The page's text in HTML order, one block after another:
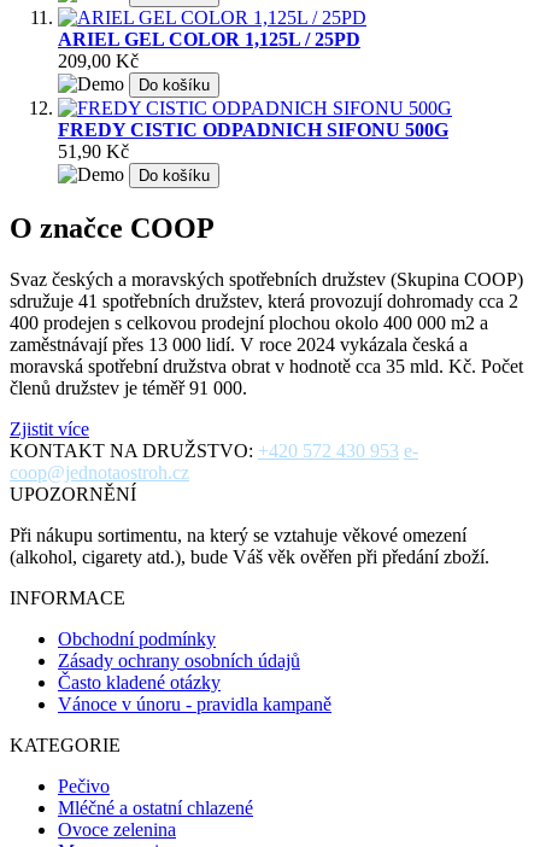
ARIEL GEL COLOR 1,125L / 25PD
209,00 Kč
Do košíku
FREDY CISTIC ODPADNICH SIFONU 500G
51,90 Kč
Do košíku
O značce COOP
Svaz českých a moravských spotřebních družstev (Skupina COOP)
sdružuje 41 spotřebních družstev, která provozují dohromady cca 2
400 prodejen s celkovou prodejní plochou okolo 400 000 m2 a
zaměstnávají přes 13 000 lidí. V roce 2024 vykázala česká a
moravská spotřební družstva obrat v hodnotě cca 35 mld. Kč. Počet
členů družstev je téměř 91 000.
Zjistit více
KONTAKT NA DRUŽSTVO: +420 572 430 953 e-
coop@jednotaostroh.cz
UPOZORNĚNÍ
Při nákupu sortimentu, na který se vztahuje věkové omezení
(alkohol, cigarety atd.), bude Váš věk ověřen při předání zboží.
INFORMACE
Obchodní podmínky
Zásady ochrany osobních údajů
Často kladené otázky
Vánoce v únoru - pravidla kampaně
KATEGORIE
Pečivo
Mléčné a ostatní chlazené
Ovoce zelenina